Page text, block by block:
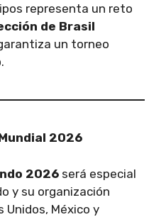
representa un reto
de Brasil
un torneo
2026
2026 será especial
y su organización
México y